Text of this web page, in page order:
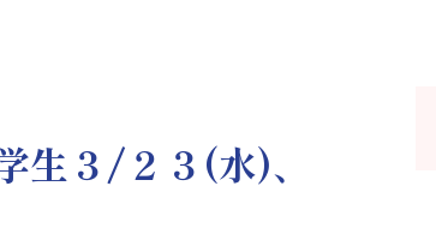
生３/２３(水)、